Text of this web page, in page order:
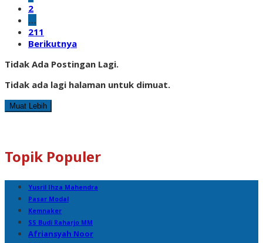
2
…
211
Berikutnya
Tidak Ada Postingan Lagi.
Tidak ada lagi halaman untuk dimuat.
Muat Lebih
Topik Populer
Yusril Ihza Mahendra
Pasar Modal
Kemnaker
SS Budi Raharjo MM
Afriansyah Noor